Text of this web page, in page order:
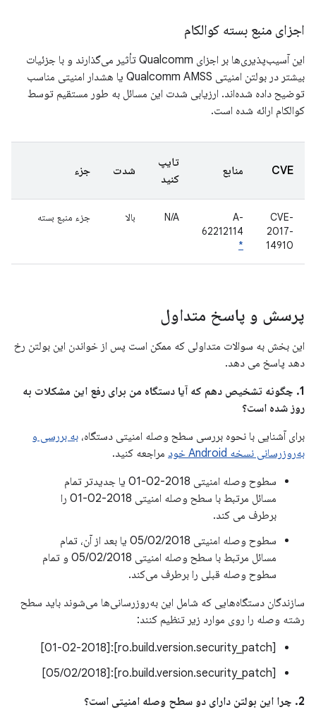
اجزای منبع بسته کوالکام
این آسیب‌پذیری‌ها بر اجزای Qualcomm تأثیر می‌گذارند و با جزئیات
بیشتر در بولتن امنیتی Qualcomm AMSS یا هشدار امنیتی مناسب
توضیح داده شده‌اند. ارزیابی شدت این مسائل به طور مستقیم توسط
کوالکام ارائه شده است.
CVE منابع
تایپ
کنید
شدت جزء
CVE-
2017-
14910
A-
62212114
*
N/A بالا جزء منبع بسته
پرسش و پاسخ متداول
این بخش به سوالات متداولی که ممکن است پس از خواندن این بولتن رخ
دهد پاسخ می دهد.
1. چگونه تشخیص دهم که آیا دستگاه من برای رفع این مشکلات به
روز شده است؟
برای آشنایی با نحوه بررسی سطح وصله امنیتی دستگاه، به بررسی و
به‌روزرسانی نسخه Android خود
مراجعه کنید.
سطوح وصله امنیتی 2018-02-01 یا جدیدتر تمام
مسائل مرتبط با سطح وصله امنیتی 2018-02-01 را
برطرف می کند.
سطوح وصله امنیتی 05/02/2018 یا بعد از آن، تمام
مسائل مرتبط با سطح وصله امنیتی 05/02/2018 و تمام
سطوح وصله قبلی را برطرف می‌کند.
سازندگان دستگاه‌هایی که شامل این به‌روزرسانی‌ها می‌شوند باید سطح
رشته وصله را روی موارد زیر تنظیم کنند:
[ro.build.version.security_patch]:[01-02-2018]
[ro.build.version.security_patch]:[05/02/2018]
2. چرا این بولتن دارای دو سطح وصله امنیتی است؟